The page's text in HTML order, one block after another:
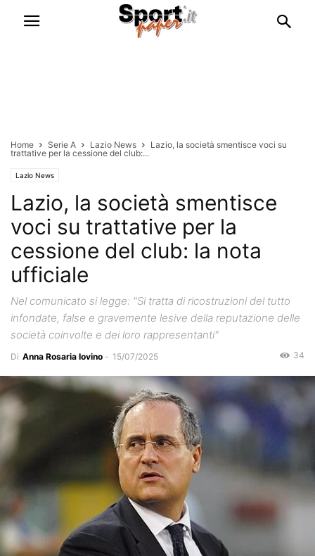
Home Serie A Lazio News
Lazio, la società smentisce voci su
trattative per la cessione del club:...
Lazio News
Lazio, la società smentisce
voci su trattative per la
cessione del club: la nota
ufficiale
Nel comunicato si legge: "Si tratta di ricostruzioni del tutto
infondate, false e gravemente lesive della reputazione delle
società coinvolte e dei loro rappresentanti"
Di Anna Rosaria Iovino - 15/07/2025 34